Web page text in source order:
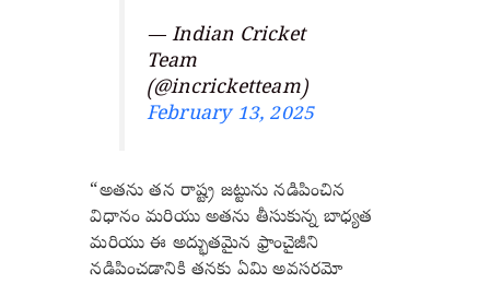
— Indian Cricket
Team
(@incricketteam)
February 13, 2025
“అతను తన రాష్ట్ర జట్టును నడిపించిన
విధానం మరియు అతను తీసుకున్న బాధ్యత
మరియు ఈ అద్భుతమైన ఫ్రాంచైజీని
నడిపించడానికి తనకు ఏమి అవసరమో